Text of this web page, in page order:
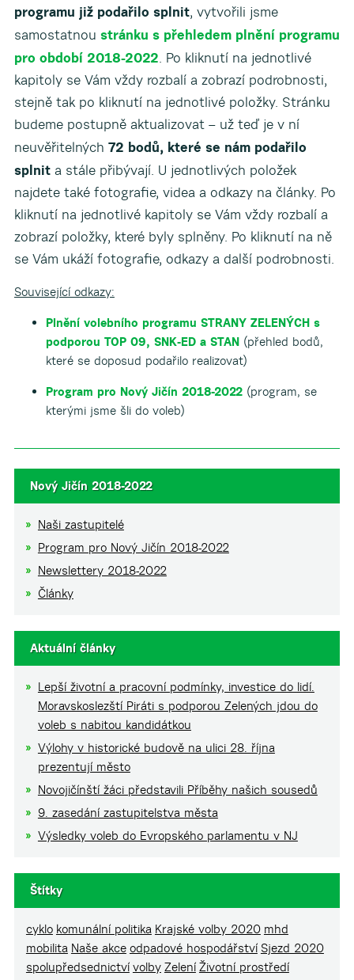
programu již podařilo splnit, vytvořili jsme
samostatnou stránku s přehledem plnění programu
pro období 2018-2022. Po kliknutí na jednotlivé
kapitoly se Vám vždy rozbalí a zobrazí podrobnosti,
stejně tak po kliknutí na jednotlivé položky. Stránku
budeme postupně aktualizovat – už teď je v ní
neuvěřitelných 72 bodů, které se nám podařilo
splnit a stále přibývají. U jednotlivých položek
najdete také fotografie, videa a odkazy na články. Po
kliknutí na jednotlivé kapitoly se Vám vždy rozbalí a
zobrazí položky, které byly splněny. Po kliknutí na ně
se Vám ukáží fotografie, odkazy a další podrobnosti.
Související odkazy:
Plnění volebního programu STRANY ZELENÝCH s
podporou TOP 09, SNK-ED a STAN(přehled bodů,
které se doposud podařilo realizovat)
Program pro Nový Jičín 2018-2022(program, se
kterými jsme šli do voleb)
Nový Jičín 2018-2022
Naši zastupitelé
Program pro Nový Jičín 2018-2022
Newslettery 2018-2022
Články
Aktuální články
Lepší životní a pracovní podmínky, investice do lidí.
Moravskoslezští Piráti s podporou Zelených jdou do
voleb s nabitou kandidátkou
Výlohy v historické budově na ulici 28. října
prezentují město
Novojičínští žáci představili Příběhy našich sousedů
9. zasedání zastupitelstva města
Výsledky voleb do Evropského parlamentu v NJ
Štítky
cyklo komunální politika Krajské volby 2020 mhd
mobilita Naše akce odpadové hospodářství Sjezd 2020
spolupředsednictví volby Zelení Životní prostředí